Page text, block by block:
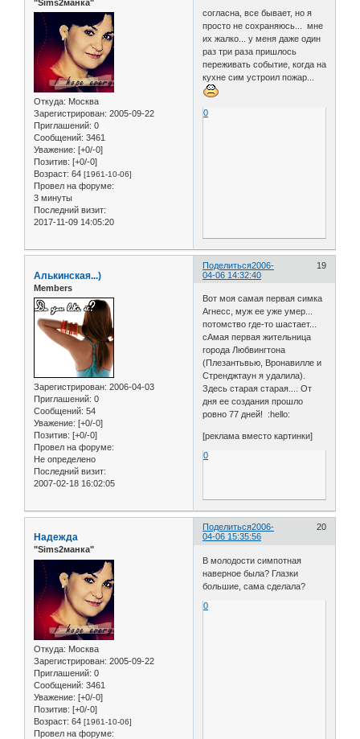
"Sims2манка"
Откуда: Москва
Зарегистрирован: 2005-09-22
Приглашений: 0
Сообщений: 3461
Уважение: [+0/-0]
Позитив: [+0/-0]
Возраст: 64 [1961-10-06]
Провел на форуме:
3 минуты
Последний визит:
2017-11-09 14:05:20
согласна, все бывает, но я
просто не сохраняюсь... мне
их жалко... у меня даже один
раз три раза пришлось
переживать событие, когда на
кухне сим устроил пожар...
0
Поделиться 19
2006-
04-06 14:32:40
Алькинская...)
Members
Зарегистрирован: 2006-04-03
Приглашений: 0
Сообщений: 54
Уважение: [+0/-0]
Позитив: [+0/-0]
Провел на форуме:
Не определено
Последний визит:
2007-02-18 16:02:05
Вот моя самая первая симка
Агнесс, муж ее уже умер...
потомство где-то шастает...
сАмая первая жительница
города Любвингтона
(Плезантьвью, Вронавилле и
Стренджтаун я удалила).
Здесь старая старая.... От
дня ее создания прошло
ровно 77 дней! :hello:
[реклама вместо картинки]
0
Поделиться 20
2006-
04-06 15:35:56
Надежда
"Sims2манка"
Откуда: Москва
Зарегистрирован: 2005-09-22
Приглашений: 0
Сообщений: 3461
Уважение: [+0/-0]
Позитив: [+0/-0]
Возраст: 64 [1961-10-06]
Провел на форуме:
В молодости симпотная
наверное была? Глазки
большие, сама сделала?
0